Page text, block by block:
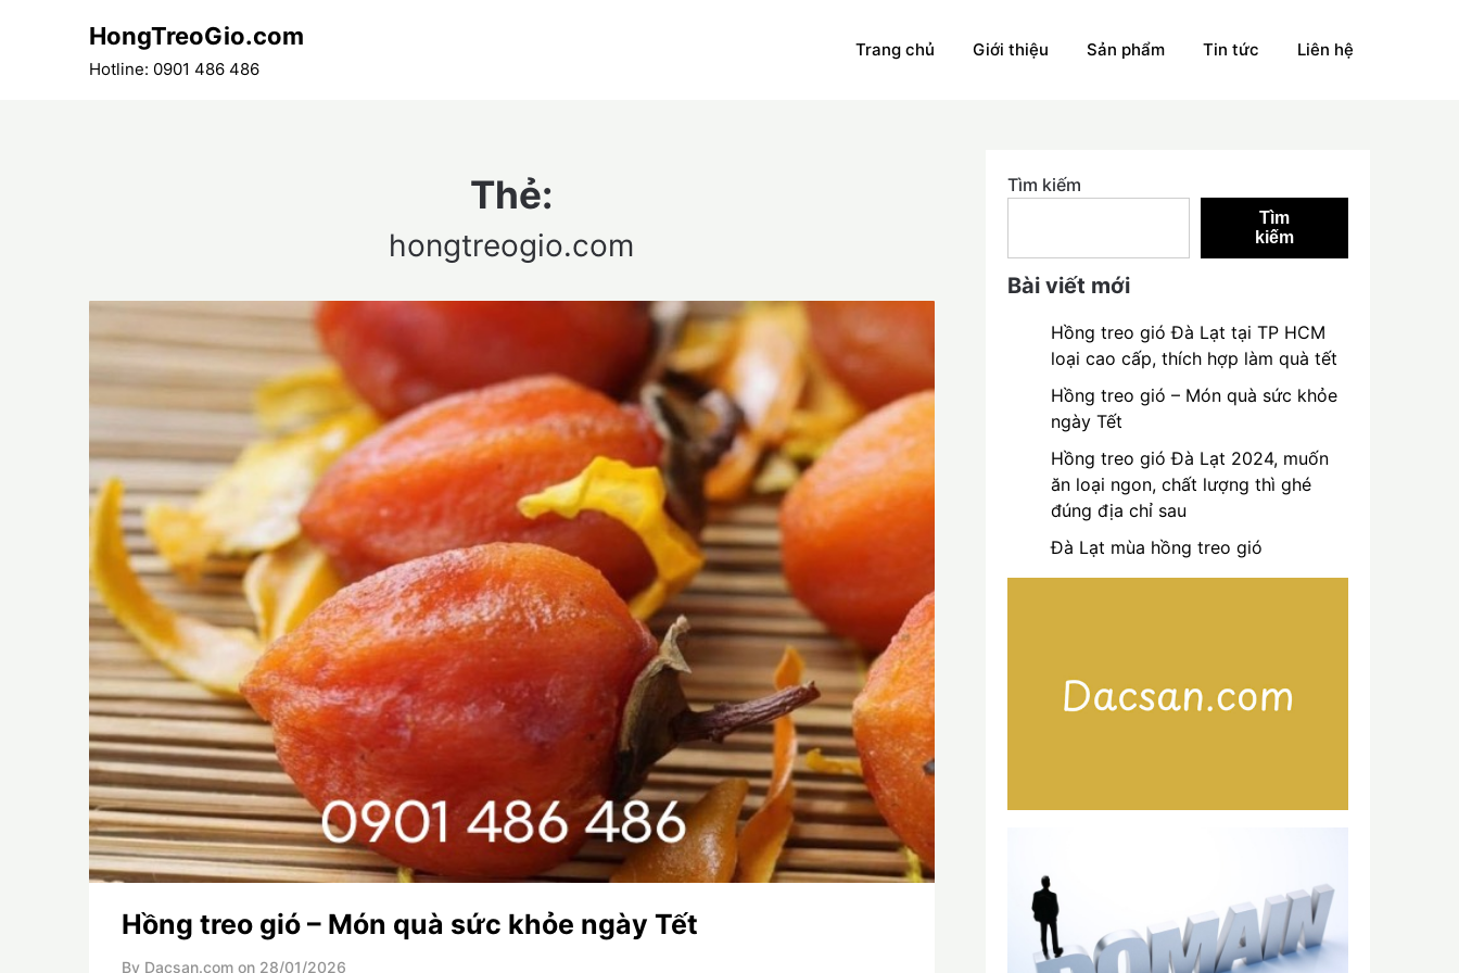
HongTreoGio.com
Hotline: 0901 486 486
Trang chủ Giới thiệu Sản phẩm Tin tức Liên hệ
Thẻ:
hongtreogio.com
Hồng treo gió – Món quà sức khỏe ngày Tết
By Dacsan.com on 28/01/2026
Tìm kiếm
Tìm
kiếm
Bài viết mới
Hồng treo gió Đà Lạt tại TP HCM
loại cao cấp, thích hợp làm quà tết
Hồng treo gió – Món quà sức khỏe
ngày Tết
Hồng treo gió Đà Lạt 2024, muốn
ăn loại ngon, chất lượng thì ghé
đúng địa chỉ sau
Đà Lạt mùa hồng treo gió